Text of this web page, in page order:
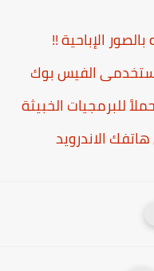
الإباحية !!
الفيس بوك
للبرمجيات الخبيثة
الاندرويد